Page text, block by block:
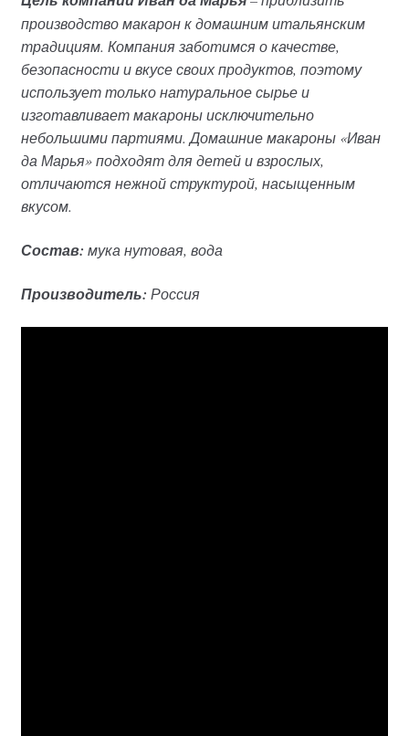
производство макарон к домашним итальянским
традициям. Компания заботимся о качестве,
безопасности и вкусе своих продуктов, поэтому
использует только натуральное сырье и
изготавливает макароны исключительно
небольшими партиями. Домашние макароны «Иван
да Марья» подходят для детей и взрослых,
отличаются нежной структурой, насыщенным
вкусом.
Состав: мука нутовая, вода
Производитель: Россия